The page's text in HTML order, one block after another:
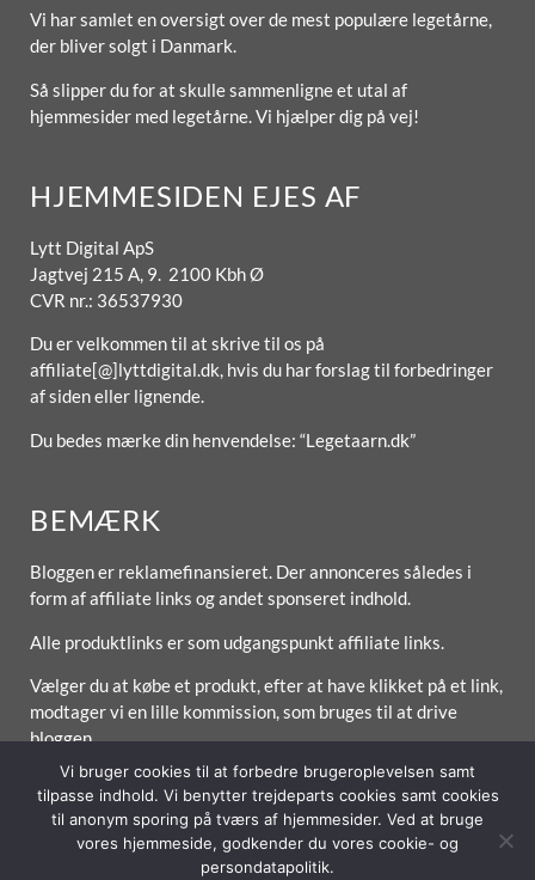
Vi har samlet en oversigt over de mest populære legetårne,
der bliver solgt i Danmark.
Så slipper du for at skulle sammenligne et utal af
hjemmesider med legetårne. Vi hjælper dig på vej!
HJEMMESIDEN EJES AF
Lytt Digital ApS
Jagtvej 215 A, 9. 2100 Kbh Ø
CVR nr.: 36537930
Du er velkommen til at skrive til os på
affiliate[@]lyttdigital.dk, hvis du har forslag til forbedringer
af siden eller lignende.
Du bedes mærke din henvendelse: “Legetaarn.dk”
BEMÆRK
Bloggen er reklamefinansieret. Der annonceres således i
form af affiliate links og andet sponseret indhold.
Alle produktlinks er som udgangspunkt affiliate links.
Vælger du at købe et produkt, efter at have klikket på et link,
modtager vi en lille kommission, som bruges til at drive
bloggen.
Forside Om / Kontakt Betingelser
Vi bruger cookies til at forbedre brugeroplevelsen samt
tilpasse indhold. Vi benytter trejdeparts cookies samt cookies
til anonym sporing på tværs af hjemmesider. Ved at bruge
vores hjemmeside, godkender du vores cookie- og
persondatapolitik.